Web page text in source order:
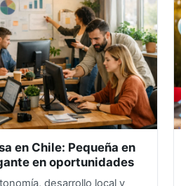
en Chile: Pequeña en
en oportunidades
desarrollo local y